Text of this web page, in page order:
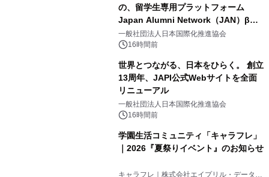
の、留学生専用プラットフォーム
Japan Alumni Network（JAN）β版
をリリース
一般社団法人日本国際化推進協会
16時間前
世界とつながる、日本をひらく。 創立
13周年、JAPI公式Webサイトを全面
リニューアル
一般社団法人日本国際化推進協会
16時間前
学園生活コミュニティ「キャラフレ」
｜2026『夏祭りイベント』のお知らせ
キャラフレ｜株式会社エイプリル・データ・